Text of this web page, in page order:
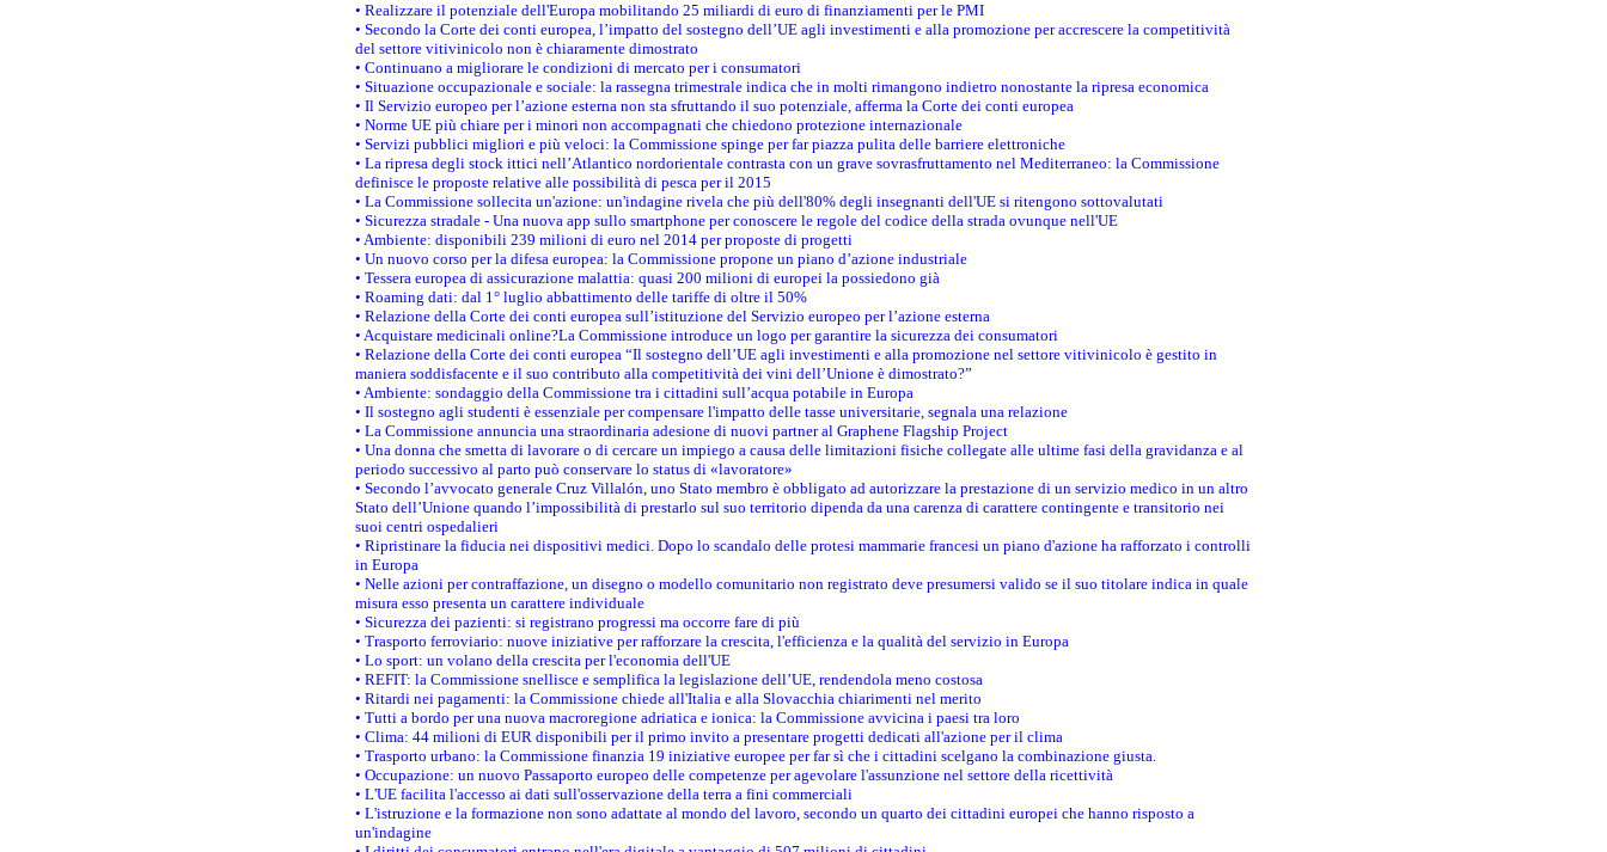
• Realizzare il potenziale dell'Europa mobilitando 25 miliardi di euro di finanziamenti per le PMI
• Secondo la Corte dei conti europea, l’impatto del sostegno dell’UE agli investimenti e alla promozione per accrescere la competitività
del settore vitivinicolo non è chiaramente dimostrato
• Continuano a migliorare le condizioni di mercato per i consumatori
• Situazione occupazionale e sociale: la rassegna trimestrale indica che in molti rimangono indietro nonostante la ripresa economica
• Il Servizio europeo per l’azione esterna non sta sfruttando il suo potenziale, afferma la Corte dei conti europea
• Norme UE più chiare per i minori non accompagnati che chiedono protezione internazionale
• Servizi pubblici migliori e più veloci: la Commissione spinge per far piazza pulita delle barriere elettroniche
• La ripresa degli stock ittici nell’Atlantico nordorientale contrasta con un grave sovrasfruttamento nel Mediterraneo: la Commissione
definisce le proposte relative alle possibilità di pesca per il 2015
• La Commissione sollecita un'azione: un'indagine rivela che più dell'80% degli insegnanti dell'UE si ritengono sottovalutati
• Sicurezza stradale - Una nuova app sullo smartphone per conoscere le regole del codice della strada ovunque nell'UE
• Ambiente: disponibili 239 milioni di euro nel 2014 per proposte di progetti
• Un nuovo corso per la difesa europea: la Commissione propone un piano d’azione industriale
• Tessera europea di assicurazione malattia: quasi 200 milioni di europei la possiedono già
• Roaming dati: dal 1° luglio abbattimento delle tariffe di oltre il 50%
• Relazione della Corte dei conti europea sull’istituzione del Servizio europeo per l’azione esterna
• Acquistare medicinali online?La Commissione introduce un logo per garantire la sicurezza dei consumatori
• Relazione della Corte dei conti europea “Il sostegno dell’UE agli investimenti e alla promozione nel settore vitivinicolo è gestito in
maniera soddisfacente e il suo contributo alla competitività dei vini dell’Unione è dimostrato?”
• Ambiente: sondaggio della Commissione tra i cittadini sull’acqua potabile in Europa
• Il sostegno agli studenti è essenziale per compensare l'impatto delle tasse universitarie, segnala una relazione
• La Commissione annuncia una straordinaria adesione di nuovi partner al Graphene Flagship Project
• Una donna che smetta di lavorare o di cercare un impiego a causa delle limitazioni fisiche collegate alle ultime fasi della gravidanza e al
periodo successivo al parto può conservare lo status di «lavoratore»
• Secondo l’avvocato generale Cruz Villalón, uno Stato membro è obbligato ad autorizzare la prestazione di un servizio medico in un altro
Stato dell’Unione quando l’impossibilità di prestarlo sul suo territorio dipenda da una carenza di carattere contingente e transitorio nei
suoi centri ospedalieri
• Ripristinare la fiducia nei dispositivi medici. Dopo lo scandalo delle protesi mammarie francesi un piano d'azione ha rafforzato i controlli
in Europa
• Nelle azioni per contraffazione, un disegno o modello comunitario non registrato deve presumersi valido se il suo titolare indica in quale
misura esso presenta un carattere individuale
• Sicurezza dei pazienti: si registrano progressi ma occorre fare di più
• Trasporto ferroviario: nuove iniziative per rafforzare la crescita, l'efficienza e la qualità del servizio in Europa
• Lo sport: un volano della crescita per l'economia dell'UE
• REFIT: la Commissione snellisce e semplifica la legislazione dell’UE, rendendola meno costosa
• Ritardi nei pagamenti: la Commissione chiede all'Italia e alla Slovacchia chiarimenti nel merito
• Tutti a bordo per una nuova macroregione adriatica e ionica: la Commissione avvicina i paesi tra loro
• Clima: 44 milioni di EUR disponibili per il primo invito a presentare progetti dedicati all'azione per il clima
• Trasporto urbano: la Commissione finanzia 19 iniziative europee per far sì che i cittadini scelgano la combinazione giusta.
• Occupazione: un nuovo Passaporto europeo delle competenze per agevolare l'assunzione nel settore della ricettività
• L'UE facilita l'accesso ai dati sull'osservazione della terra a fini commerciali
• L'istruzione e la formazione non sono adattate al mondo del lavoro, secondo un quarto dei cittadini europei che hanno risposto a
un'indagine